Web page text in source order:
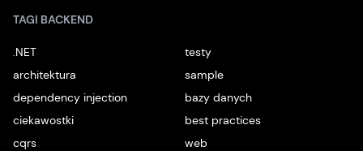
TAGI BACKEND
.NET
testy
architektura
sample
dependency injection
bazy danych
ciekawostki
best practices
cqrs
web